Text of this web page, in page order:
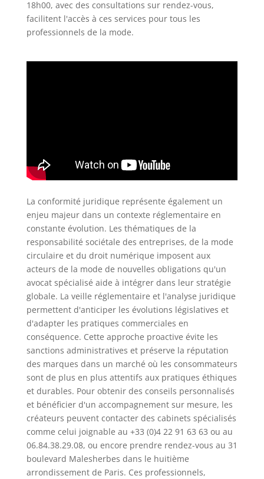
18h00, avec des consultations sur rendez-vous,
facilitent l'accès à ces services pour tous les
professionnels de la mode.
La conformité juridique représente également un
enjeu majeur dans un contexte réglementaire en
constante évolution. Les thématiques de la
responsabilité sociétale des entreprises, de la mode
circulaire et du droit numérique imposent aux
acteurs de la mode de nouvelles obligations qu'un
avocat spécialisé aide à intégrer dans leur stratégie
globale. La veille réglementaire et l'analyse juridique
permettent d'anticiper les évolutions législatives et
d'adapter les pratiques commerciales en
conséquence. Cette approche proactive évite les
sanctions administratives et préserve la réputation
des marques dans un marché où les consommateurs
sont de plus en plus attentifs aux pratiques éthiques
et durables. Pour obtenir des conseils personnalisés
et bénéficier d'un accompagnement sur mesure, les
créateurs peuvent contacter des cabinets spécialisés
comme celui joignable au +33 (0)4 22 91 63 63 ou au
06.84.38.29.08, ou encore prendre rendez-vous au 31
boulevard Malesherbes dans le huitième
arrondissement de Paris. Ces professionnels,